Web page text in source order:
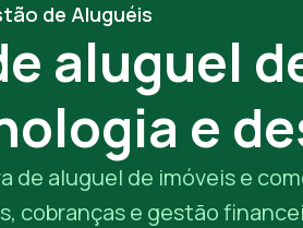
de Aluguéis
aluguel
e
de aluguel de imóveis e
cobranças e gestão